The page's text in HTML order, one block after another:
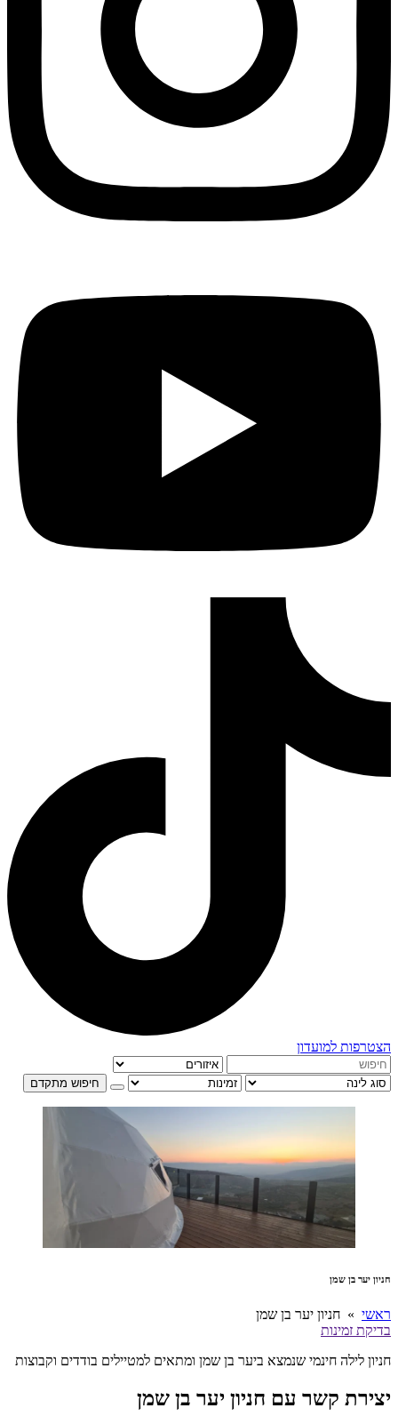
הצטרפות למועדון
חיפוש מתקדם
חניון יער בן שמן
ראשי » חניון יער בן שמן
בדיקת זמינות
חניון לילה חינמי שנמצא ביער בן שמן ומתאים למטיילים בודדים וקבוצות
יצירת קשר עם חניון יער בן שמן